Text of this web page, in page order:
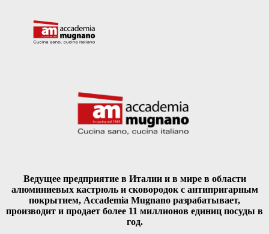
Ведущее предприятие в Италии и в мире в области
алюминиевых кастрюль и сковородок с антипригарным
покрытием, Accademia Mugnano разрабатывает,
производит и продает более 11 миллионов единиц посуды в
год.